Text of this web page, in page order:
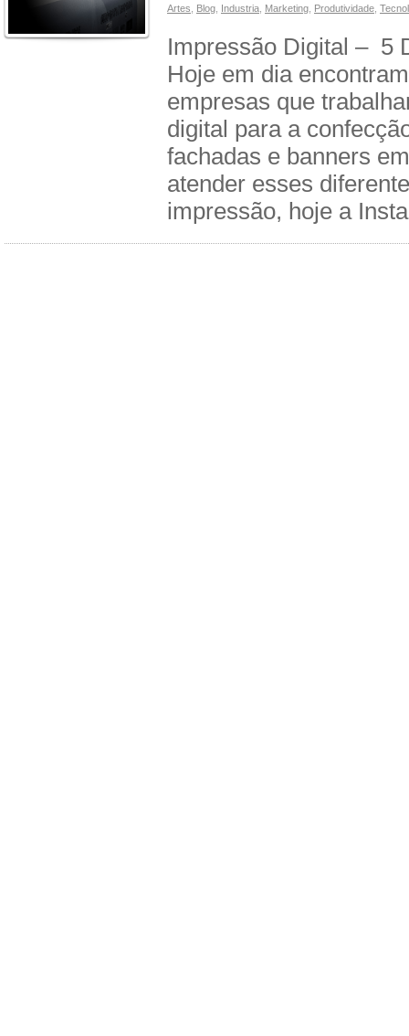
Artes Blog Industria Marketing Produtividade
Impressão Digital – 5
Hoje em dia
empresas que
digital para a
fachadas e banners
atender esses
impressão, hoje a